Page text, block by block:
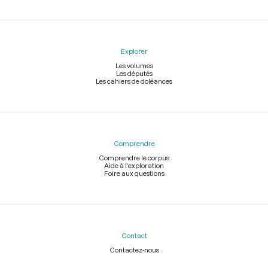
Explorer
Les volumes
Les députés
Les cahiers de doléances
Comprendre
Comprendre le corpus
Aide à l'exploration
Foire aux questions
Contact
Contactez-nous